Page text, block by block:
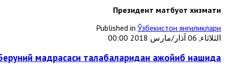
Президент матбуот хизмати
Published in Ўзбекистон янгиликлари
الثلاثاء, 06 آذار/مارس 2018 00:00
мадрасаси талабаларидан ажойиб нашида